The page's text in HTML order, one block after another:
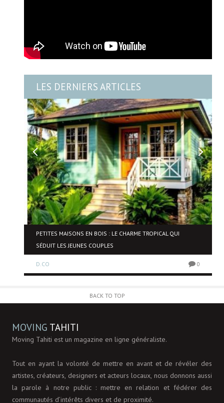
LES DERNIERS ARTICLES
PETITES MAISONS EN BOIS : LE CHARME TROPICAL QUI
SÉDUIT LES JEUNES COUPLES
D.CO 0
BACK TO TOP
MOVING TAHITI
Moving Tahiti est un magazine en ligne généraliste.
Tout en ayant la volonté de mettre en avant et de révéler des
artistes, créateurs, designers et acteurs locaux, nous donnons aussi
la parole à notre public : mettre en relation et fédérer des
communautés d’intérêts divers et de proximité.